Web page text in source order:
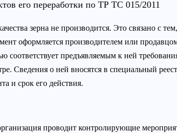
его переработки по ТР ТС 015/2011
зерна не производится. Это связано с
оформляется производителем или
соответствует предъявляемым к ней
Сведения о ней вносятся в специальный
и срок его действия.
проводит контролирующие